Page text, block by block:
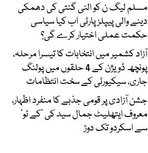
مسلم لیگ ن کو الٹی گنتی کی دھمکی
دینے والی پیپلز پارٹی اب کیا سیاسی
حکمت عملی اختیار کرے گی؟
آزاد کشمیر میں انتخابات کا تیسرا مرحلہ،
پونچھ ڈویژن کے 4 حلقوں میں پولنگ
جاری، سیکیورٹی کے سخت انتظامات
جشن آزادی پر قومی جذبے کا منفرد اظہار،
معروف ایتھلیٹ جمال سید کی ’کے ٹو‘
سے اسکردو تک دوڑ